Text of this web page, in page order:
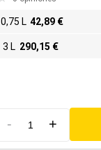
0,75 L 42,89 €
3 L 290,15 €
- +